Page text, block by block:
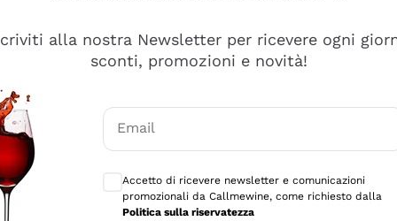
è male ma secondo me ci sono alternative che
alla nostra Newsletter per ricevere ogni
sconti, promozioni e novità!
Email
Accetto di ricevere newsletter e comunicazioni
promozionali da Callmewine, come richiesto dalla
Politica sulla riservatezza